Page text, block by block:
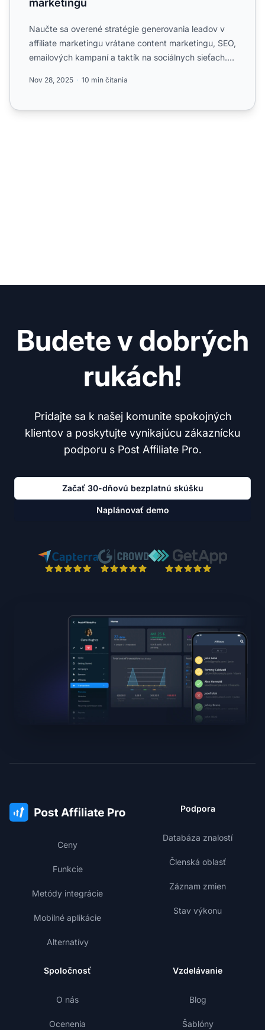
marketingu
Naučte sa overené stratégie generovania leadov v
affiliate marketingu vrátane content marketingu, SEO,
emailových kampaní a taktík na sociálnych sieťach.
Nov 28, 2025 10 min čítania
Budete v dobrých
rukách!
Pridajte sa k našej komunite spokojných
klientov a poskytujte vynikajúcu zákaznícku
podporu s Post Affiliate Pro.
Začať 30-dňovú bezplatnú skúšku
Naplánovať demo
Ceny
Funkcie
Metódy integrácie
Mobilné aplikácie
Alternatívy
Podpora
Databáza znalostí
Členská oblasť
Záznam zmien
Stav výkonu
Spoločnosť
O nás
Ocenenia
Vzdelávanie
Blog
Šablóny